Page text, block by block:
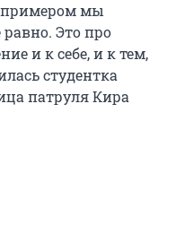
примером мы
Это про
и к себе, и к тем,
студентка
патруля Кира